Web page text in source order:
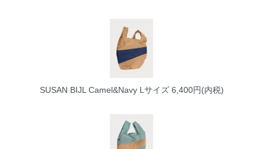
SUSAN BIJL Camel&Navy Lサイズ6,400円(内税)